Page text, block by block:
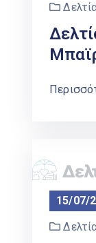
15/07/